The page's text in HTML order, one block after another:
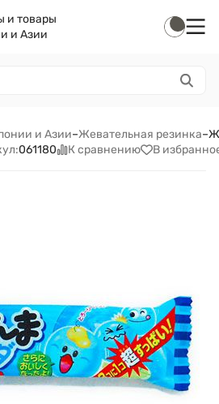
и товары
и Азии
и Азии–Жевательная резинка–
061180 К сравнению В